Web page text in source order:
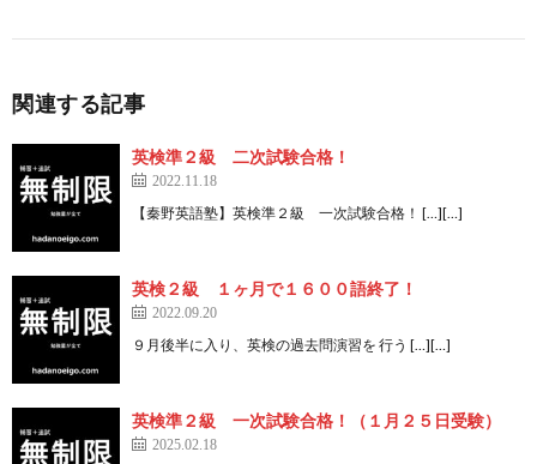
関連する記事
英検準２級 二次試験合格！
2022.11.18
【秦野英語塾】英検準２級 一次試験合格！ […][…]
英検２級 １ヶ月で１６００語終了！
2022.09.20
９月後半に入り、英検の過去問演習を 行う […][…]
英検準２級 一次試験合格！（１月２５日受験）
2025.02.18